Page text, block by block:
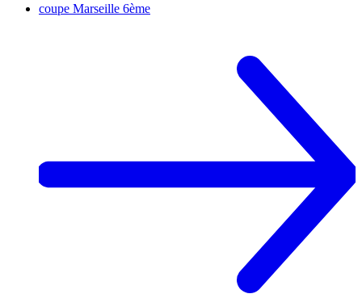
coupe Marseille 6ème